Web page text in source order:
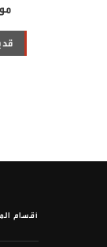
قد
أقسام